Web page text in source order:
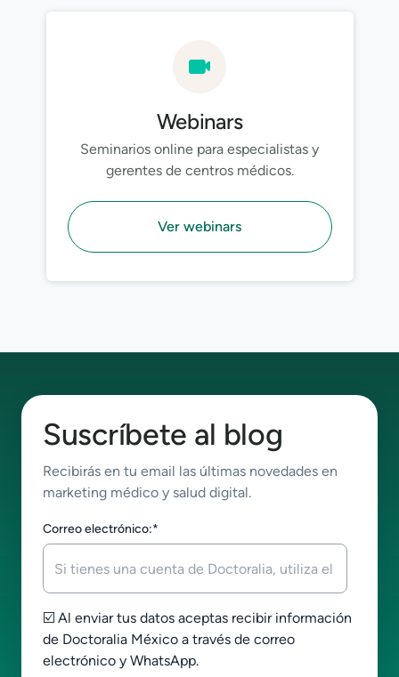
Webinars
Seminarios online para especialistas y
gerentes de centros médicos.
Ver webinars
Suscríbete al blog
Recibirás en tu email las últimas novedades en
marketing médico y salud digital.
Correo electrónico:*
☑️ Al enviar tus datos aceptas recibir información
de Doctoralia México a través de correo
electrónico y WhatsApp.